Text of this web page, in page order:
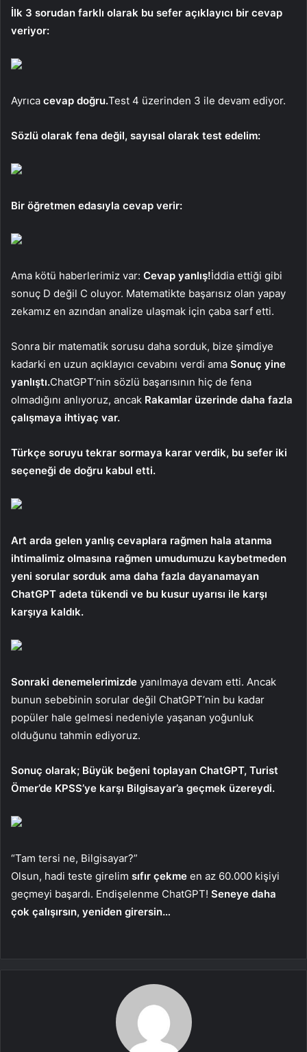
İlk 3 sorudan farklı olarak bu sefer açıklayıcı bir cevap
veriyor:
Ayrıca cevap doğru.Test 4 üzerinden 3 ile devam ediyor.
Sözlü olarak fena değil, sayısal olarak test edelim:
Bir öğretmen edasıyla cevap verir:
Ama kötü haberlerimiz var: Cevap yanlış!İddia ettiği gibi
sonuç D değil C oluyor. Matematikte başarısız olan yapay
zekamız en azından analize ulaşmak için çaba sarf etti.
Sonra bir matematik sorusu daha sorduk, bize şimdiye
kadarki en uzun açıklayıcı cevabını verdi ama Sonuç yine
yanlıştı.ChatGPT’nin sözlü başarısının hiç de fena
olmadığını anlıyoruz, ancak Rakamlar üzerinde daha fazla
çalışmaya ihtiyaç var.
Türkçe soruyu tekrar sormaya karar verdik, bu sefer iki
seçeneği de doğru kabul etti.
Art arda gelen yanlış cevaplara rağmen hala atanma
ihtimalimiz olmasına rağmen umudumuzu kaybetmeden
yeni sorular sorduk ama daha fazla dayanamayan
ChatGPT adeta tükendi ve bu kusur uyarısı ile karşı
karşıya kaldık.
Sonraki denemelerimizde yanılmaya devam etti. Ancak
bunun sebebinin sorular değil ChatGPT’nin bu kadar
popüler hale gelmesi nedeniyle yaşanan yoğunluk
olduğunu tahmin ediyoruz.
Sonuç olarak; Büyük beğeni toplayan ChatGPT, Turist
Ömer’de KPSS’ye karşı Bilgisayar’a geçmek üzereydi.
“Tam tersi ne, Bilgisayar?”
Olsun, hadi teste girelim sıfır çekme en az 60.000 kişiyi
geçmeyi başardı. Endişelenme ChatGPT! Seneye daha
çok çalışırsın, yeniden girersin…